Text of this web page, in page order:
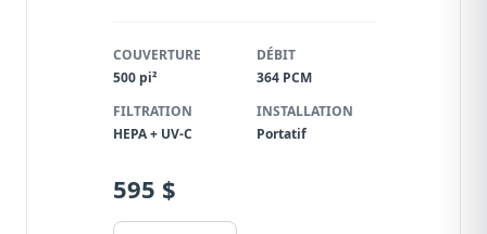
COUVERTURE
500 pi²
DÉBIT
364 PCM
FILTRATION
HEPA + UV-C
INSTALLATION
Portatif
595 $